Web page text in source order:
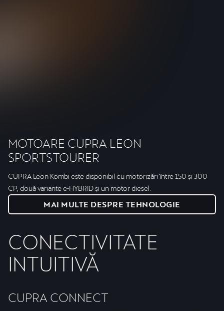
MOTOARE CUPRA LEON
SPORTSTOURER
CUPRA Leon Kombi este disponibil cu motorizări între 150 și 300
CP, două variante e‑HYBRID și un motor diesel.
MAI MULTE DESPRE TEHNOLOGIE
CONECTIVITATE
INTUITIVĂ
CUPRA CONNECT